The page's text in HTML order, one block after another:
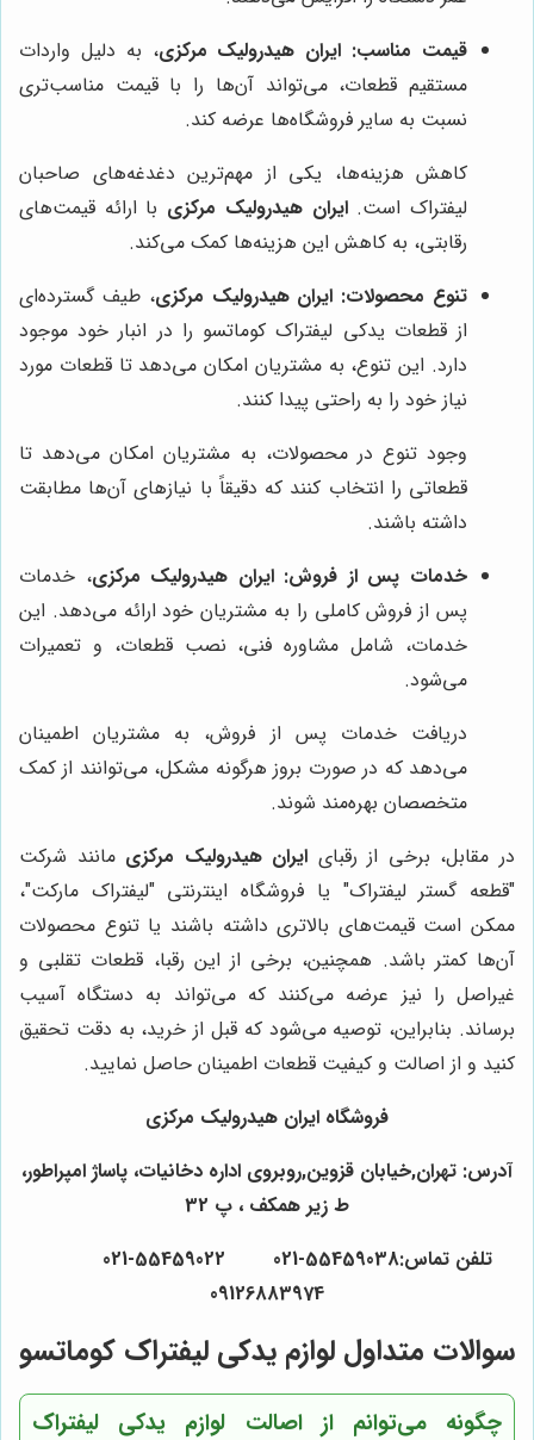
قیمت مناسب: ایران هیدرولیک مرکزی، به دلیل واردات
مستقیم قطعات، می‌تواند آن‌ها را با قیمت مناسب‌تری
نسبت به سایر فروشگاه‌ها عرضه کند.
کاهش هزینه‌ها، یکی از مهم‌ترین دغدغه‌های صاحبان
لیفتراک است.ایران هیدرولیک مرکزی با ارائه قیمت‌های
رقابتی، به کاهش این هزینه‌ها کمک می‌کند.
تنوع محصولات: ایران هیدرولیک مرکزی، طیف گسترده‌ای
از قطعات یدکی لیفتراک کوماتسو را در انبار خود موجود
دارد. این تنوع، به مشتریان امکان می‌دهد تا قطعات مورد
نیاز خود را به راحتی پیدا کنند.
وجود تنوع در محصولات، به مشتریان امکان می‌دهد تا
قطعاتی را انتخاب کنند که دقیقاً با نیازهای آن‌ها مطابقت
داشته باشند.
خدمات پس از فروش: ایران هیدرولیک مرکزی، خدمات
پس از فروش کاملی را به مشتریان خود ارائه می‌دهد. این
خدمات، شامل مشاوره فنی، نصب قطعات، و تعمیرات
می‌شود.
دریافت خدمات پس از فروش، به مشتریان اطمینان
می‌دهد که در صورت بروز هرگونه مشکل، می‌توانند از کمک
متخصصان بهره‌مند شوند.
در مقابل، برخی از رقبای ایران هیدرولیک مرکزی مانند شرکت
"قطعه گستر لیفتراک" یا فروشگاه اینترنتی "لیفتراک مارکت"،
ممکن است قیمت‌های بالاتری داشته باشند یا تنوع محصولات
آن‌ها کمتر باشد. همچنین، برخی از این رقبا، قطعات تقلبی و
غیراصل را نیز عرضه می‌کنند که می‌تواند به دستگاه آسیب
برساند. بنابراین، توصیه می‌شود که قبل از خرید، به دقت تحقیق
کنید و از اصالت و کیفیت قطعات اطمینان حاصل نمایید.
فروشگاه ایران هیدرولیک مرکزی
آدرس: تهران,خیابان قزوین,روبروی اداره دخانیات، پاساژ امپراطور،
ط زیر همکف ، پ 32
09126883974
سوالات متداول لوازم یدکی لیفتراک کوماتسو
چگونه می‌توانم از اصالت لوازم یدکی لیفتراک